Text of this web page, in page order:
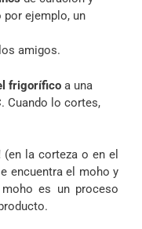
por ejemplo, un
amigos.
frigorífico a una
Cuando lo cortes,
(en la corteza o en el
encuentra el moho y
es un proceso